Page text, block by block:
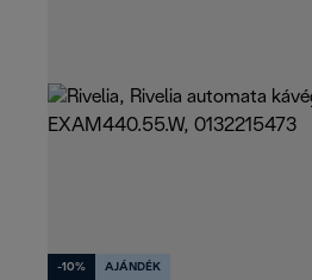
-10% AJÁNDÉK